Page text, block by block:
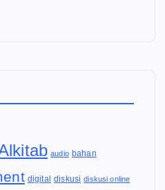
audio bahan
digital diskusi diskusi online